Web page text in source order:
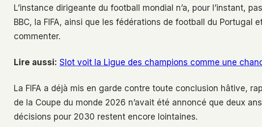
L’instance dirigeante du football mondial n’a, pour l’instant,
BBC, la FIFA, ainsi que les fédérations de football du
commenter.
Lire aussi: Slot voit la Ligue des champions comme une
La FIFA a déjà mis en garde contre toute conclusion hâtive,
de la Coupe du monde 2026 n’avait été annoncé que deux
décisions pour 2030 restent encore lointaines.